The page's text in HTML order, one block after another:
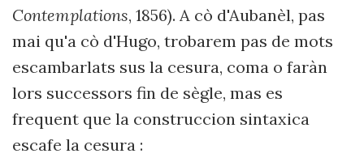
Contemplations, 1856). A cò d'Aubanèl, pas
mai qu'a cò d'Hugo, trobarem pas de mots
escambarlats sus la cesura, coma o faràn
lors successors fin de sègle, mas es
frequent que la construccion sintaxica
escafe la cesura :